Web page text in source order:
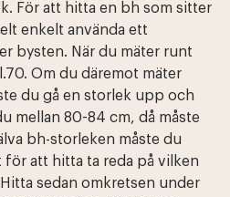
För att hitta en bh som sitter
enkelt använda ett
bysten. När du mäter runt
Om du däremot mäter
du gå en storlek upp och
mellan 80-84 cm, då måste
bh-storleken måste du
för att hitta ta reda på vilken
sedan omkretsen under